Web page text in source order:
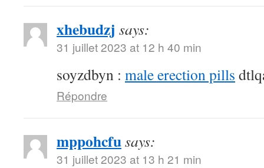
xhebudzj says:
31 juillet 2023 at 12 h 40 min
soyzdbyn : male erection pills
Répondre
mppohcfusays:
31 juillet 2023 at 13 h 21 min